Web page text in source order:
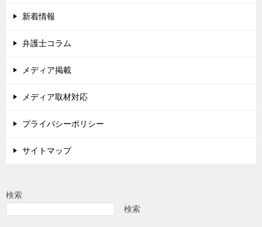
新着情報
弁護士コラム
メディア掲載
メディア取材対応
プライバシーポリシー
サイトマップ
検索
検索